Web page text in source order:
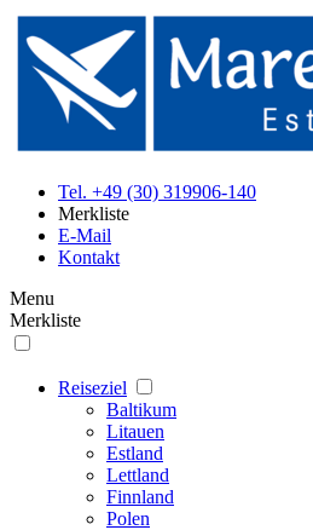
Tel. +49 (30) 319906-140
Merkliste
E-Mail
Kontakt
Menu
Merkliste
Reiseziel
Baltikum
Litauen
Estland
Lettland
Finnland
Polen